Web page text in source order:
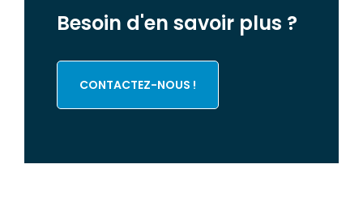
Besoin d'en savoir plus ?
CONTACTEZ-NOUS !